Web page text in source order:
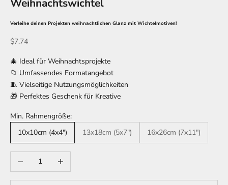
Weihnachtswichtel
Verleihe deinen Projekten weihnachtlichen Glanz mit Wichtelmotiven!
Angebot
$7.74
🎄 Ideal für Weihnachtsprojekte
📁 Umfassendes Formatangebot
🧵 Vielseitige Nutzungsmöglichkeiten
🎁 Perfektes Geschenk für Kreative
Min. Rahmengröße:
10x10cm (4x4")
13x18cm (5x7") 16x26cm (7x11")
Anzahl verringernAnzahl erhöhen